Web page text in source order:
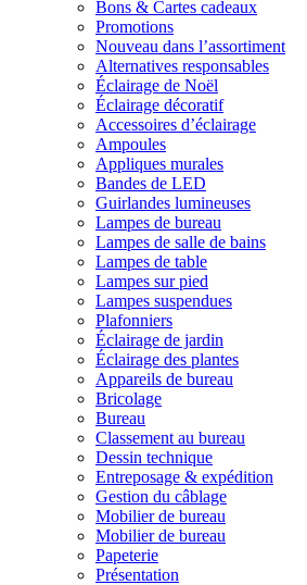
Bons & Cartes cadeaux
Promotions
Nouveau dans l’assortiment
Alternatives responsables
Éclairage de Noël
Éclairage décoratif
Accessoires d’éclairage
Ampoules
Appliques murales
Bandes de LED
Guirlandes lumineuses
Lampes de bureau
Lampes de salle de bains
Lampes de table
Lampes sur pied
Lampes suspendues
Plafonniers
Éclairage de jardin
Éclairage des plantes
Appareils de bureau
Bricolage
Bureau
Classement au bureau
Dessin technique
Entreposage & expédition
Gestion du câblage
Mobilier de bureau
Mobilier de bureau
Papeterie
Présentation